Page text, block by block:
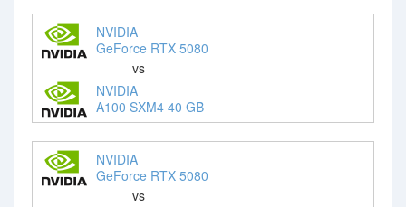
NVIDIA
GeForce RTX 5080
vs
NVIDIA
A100 SXM4 40 GB
NVIDIA
GeForce RTX 5080
vs